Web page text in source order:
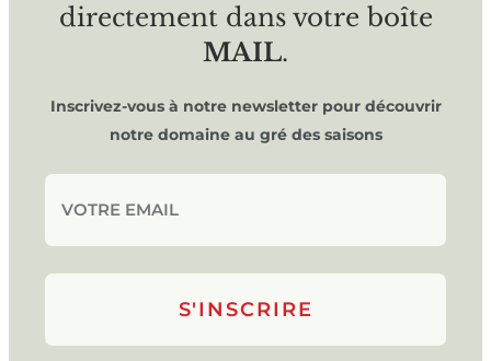
directement dans votre boîte
MAIL.
Inscrivez-vous à notre newsletter pour découvrir
notre domaine au gré des saisons